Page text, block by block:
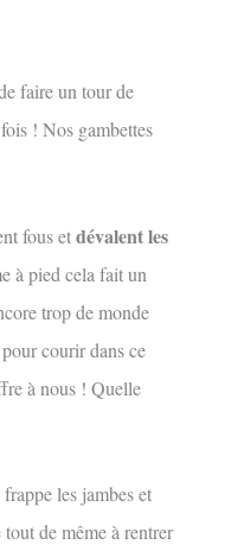
faire un tour de
! Nos gambettes
fous etdévalent les
à pied cela fait un
trop de monde
courir dans ce
à nous ! Quelle
les jambes et
de même à rentrer